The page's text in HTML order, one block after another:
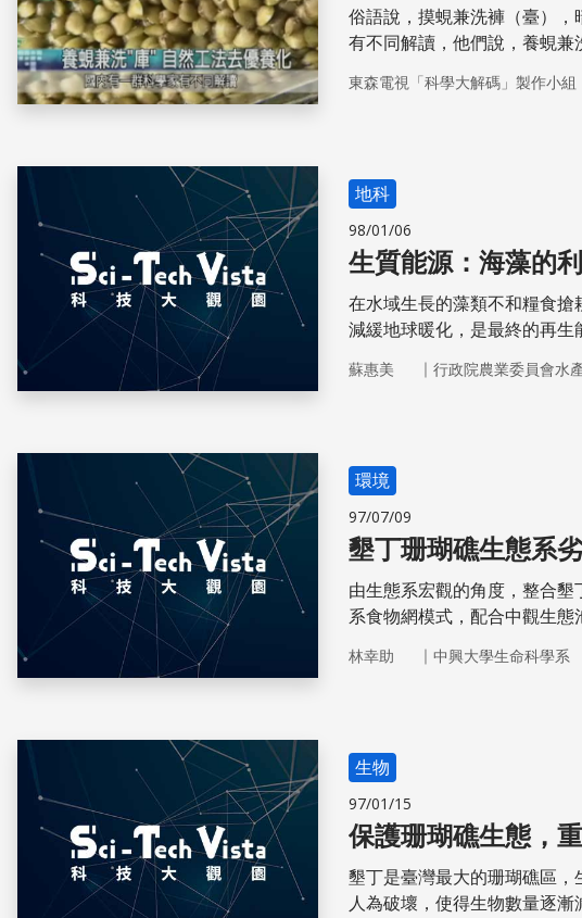
俗語說，摸蜆兼洗褲（臺）
有不同解讀，他們說，養蜆兼
一種叫蜆精的健康食品，但您
東森電視「科學大解碼」製作小組
地科
98/01/06
生質能源：海藻的
在水域生長的藻類不和糧食
減緩地球暖化，是最終的再生
蘇惠美 ｜ 行政院農業委員會水
環境
97/07/09
墾丁珊瑚礁生態系
由生態系宏觀的角度，整合
系食物網模式，配合中觀生
林幸助 ｜ 中興大學生命科學系
生物
97/01/15
保護珊瑚礁生態，
墾丁是臺灣最大的珊瑚礁區
人為破壞，使得生物數量逐